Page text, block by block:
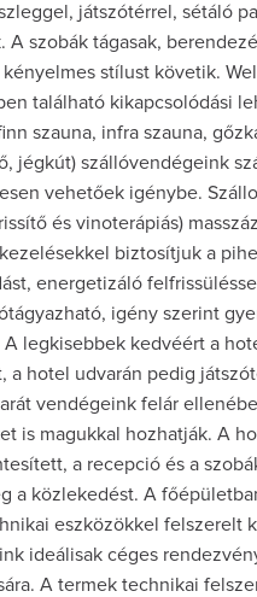
játszótérrel, sétáló
A szobák tágasak,
kényelmes stílust követik.
található kikapcsolódási
szauna, infra szauna,
jégkút) szállóvendégeink
vehetőek igénybe.
és vinoterápiás)
biztosítjuk a
energetizáló
igény szerint
legkisebbek kedvéért a
a hotel udvarán pedig
vendégeink felár
is magukkal hozhatják. A
a recepció és a
a közlekedést. A
eszközökkel felszerelt
ideálisak céges
A termek technikai